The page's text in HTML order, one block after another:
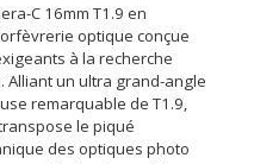
C 16mm T1.9 en
optique conçue
à la recherche
un ultra grand-angle
remarquable de T1.9,
le piqué
des optiques photo